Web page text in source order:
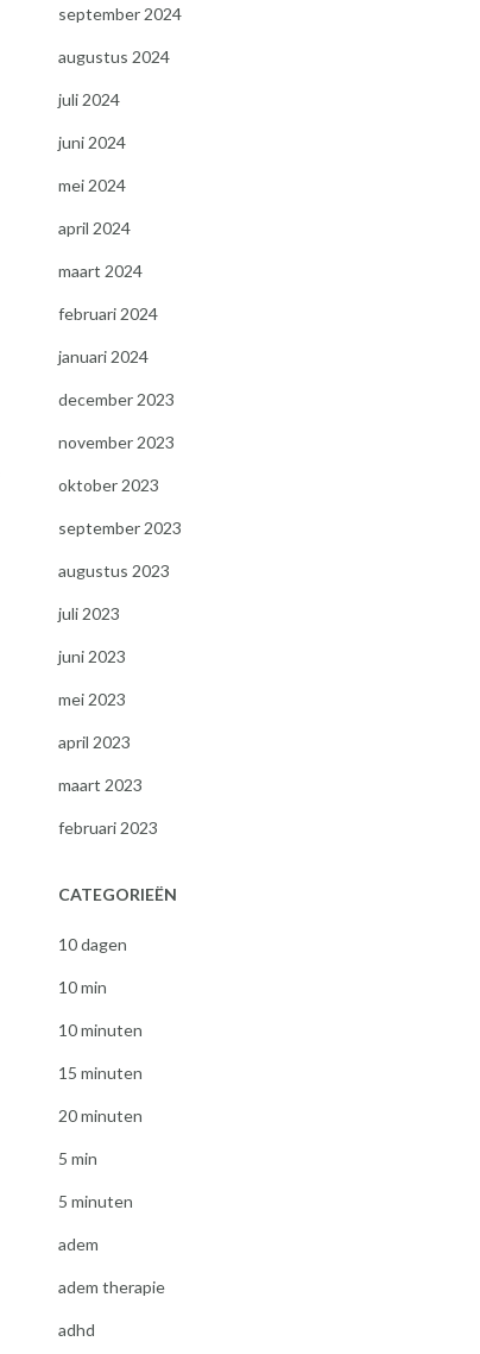
september 2024
augustus 2024
juli 2024
juni 2024
mei 2024
april 2024
maart 2024
februari 2024
januari 2024
december 2023
november 2023
oktober 2023
september 2023
augustus 2023
juli 2023
juni 2023
mei 2023
april 2023
maart 2023
februari 2023
CATEGORIEËN
10 dagen
10 min
10 minuten
15 minuten
20 minuten
5 min
5 minuten
adem
adem therapie
adhd